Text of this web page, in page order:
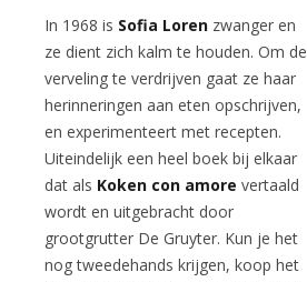
In 1968 is Sofia Loren zwanger en
ze dient zich kalm te houden. Om de
verveling te verdrijven gaat ze haar
herinneringen aan eten opschrijven,
en experimenteert met recepten.
Uiteindelijk een heel boek bij elkaar
dat als Koken con amore vertaald
wordt en uitgebracht door
grootgrutter De Gruyter. Kun je het
nog tweedehands krijgen, koop het